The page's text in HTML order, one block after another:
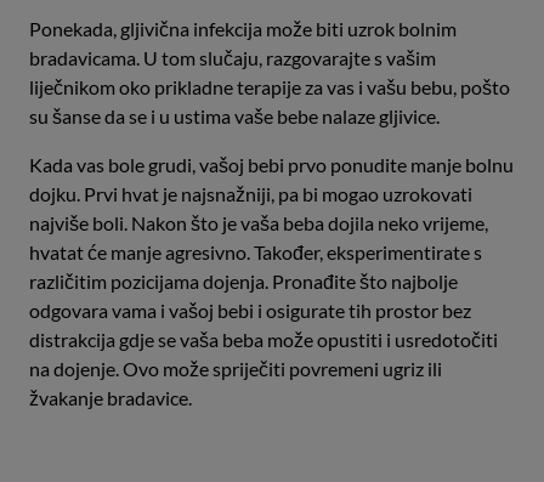
Ponekada, gljivična infekcija može biti uzrok bolnim
bradavicama. U tom slučaju, razgovarajte s vašim
liječnikom oko prikladne terapije za vas i vašu bebu, pošto
su šanse da se i u ustima vaše bebe nalaze gljivice.
Kada vas bole grudi, vašoj bebi prvo ponudite manje bolnu
dojku. Prvi hvat je najsnažniji, pa bi mogao uzrokovati
najviše boli. Nakon što je vaša beba dojila neko vrijeme,
hvatat će manje agresivno. Također, eksperimentirate s
različitim pozicijama dojenja. Pronađite što najbolje
odgovara vama i vašoj bebi i osigurate tih prostor bez
distrakcija gdje se vaša beba može opustiti i usredotočiti
na dojenje. Ovo može spriječiti povremeni ugriz ili
žvakanje bradavice.